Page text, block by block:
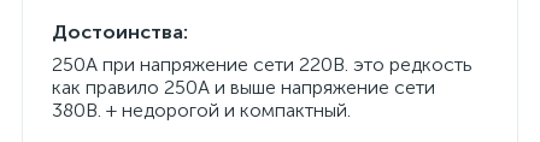
Достоинства:
250А при напряжение сети 220В. это редкость
как правило 250А и выше напряжение сети
380В. + недорогой и компактный.